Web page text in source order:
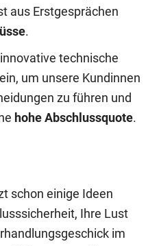
aus Erstgesprächen
.
technische
um unsere Kundinnen
zu führen und
hohe Abschlussquote.
schon einige Ideen
Ihre Lust
im